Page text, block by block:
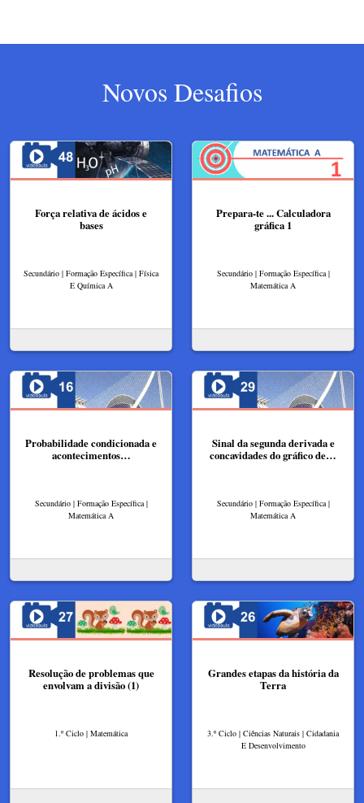
Novos Desafios
Força relativa de ácidos e
bases
Secundário | Formação Específica | Física
E Química A
Prepara-te ... Calculadora
gráfica 1
Secundário | Formação Específica |
Matemática A
Probabilidade condicionada e
acontecimentos…
Secundário | Formação Específica |
Matemática A
Sinal da segunda derivada e
concavidades do gráfico de…
Secundário | Formação Específica |
Matemática A
Resolução de problemas que
envolvam a divisão (1)
1.º Ciclo | Matemática
Grandes etapas da história da
Terra
3.º Ciclo | Ciências Naturais | Cidadania
E Desenvolvimento